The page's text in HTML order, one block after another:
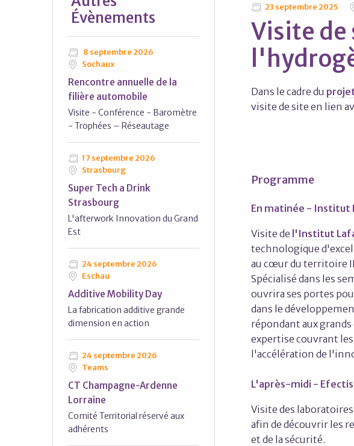
23 septembre 2025
Visite de
Dans le cadre du
visite de site en lien
Programme
En matinée - Institut
Visite de l'Institut
technologique
au cœur du territoire
Spécialisé dans les
ouvrira ses portes
dans le
répondant aux
expertise couvrant
l'accélération de
L'après-midi - Efectis
Visite des laboratoires
afin de découvrir les
et de la sécurité.
Évènements
8 septembre 2026
Sochaux
Rencontre annuelle de la
filière automobile
Visite - Conférence - Baromètre
- Trophées – Réseautage
17 septembre 2026
Strasbourg
Super Tech a Drink
Strasbourg
L'afterwork Innovation du Grand
Est
24 septembre 2026
Eschau
Additive Mobility Day
La fabrication additive grande
dimension en action
24 septembre 2026
Teams
CT Champagne-Ardenne
Lorraine
Comité Territorial réservé aux
adhérents